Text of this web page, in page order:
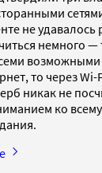
не удавалось
немного —
возможными
то через Wi-
никак не
ко